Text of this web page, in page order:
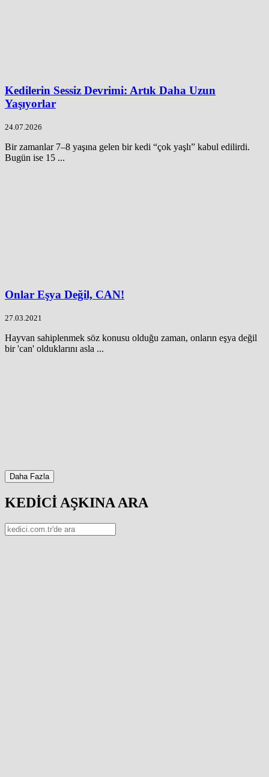
Kedilerin Sessiz Devrimi: Artık Daha Uzun
Yaşıyorlar
24.07.2026
Bir zamanlar 7–8 yaşına gelen bir kedi “çok yaşlı” kabul edilirdi.
Bugün ise 15 ...
Onlar Eşya Değil, CAN!
27.03.2021
Hayvan sahiplenmek söz konusu olduğu zaman, onların eşya değil
bir 'can' olduklarını asla ...
Daha Fazla
KEDİCİ AŞKINA ARA